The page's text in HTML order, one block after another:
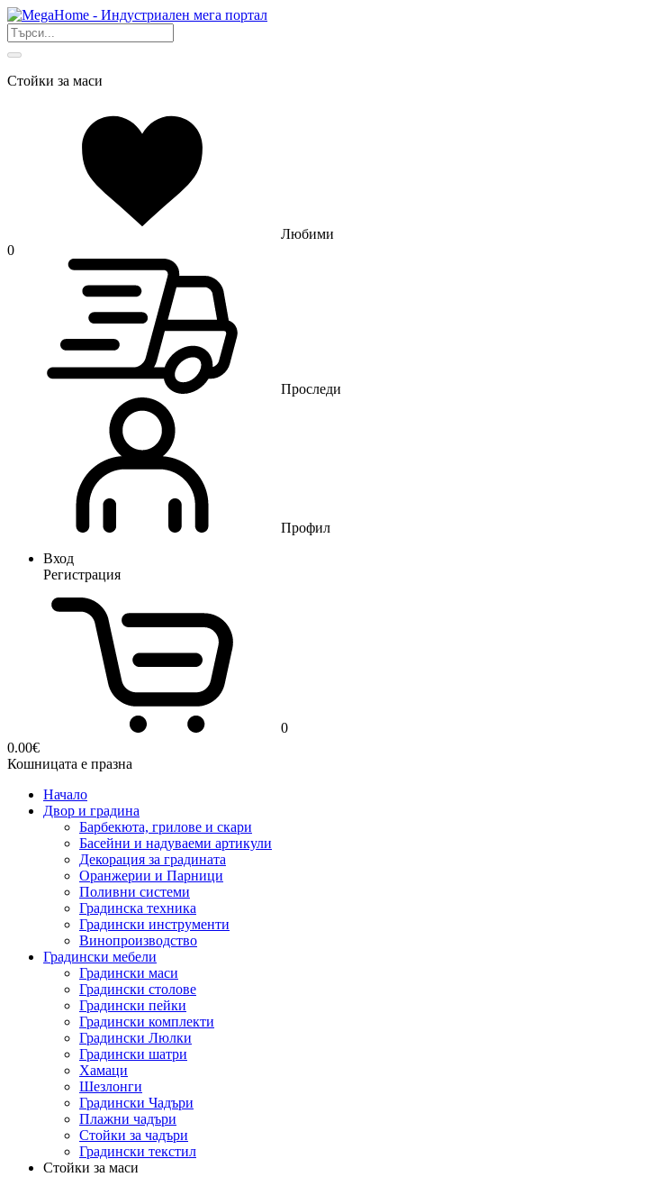
Стойки за маси
Любими
0
Проследи
Профил
Вход
Регистрация
0
0.00€
Кошницата е празна
Начало
Двор и градина
Барбекюта, грилове и скари
Басейни и надуваеми артикули
Декорация за градината
Оранжерии и Парници
Поливни системи
Градинска техника
Градински инструменти
Винопроизводство
Градински мебели
Градински маси
Градински столове
Градински пейки
Градински комплекти
Градински Люлки
Градински шатри
Хамаци
Шезлонги
Градински Чадъри
Плажни чадъри
Стойки за чадъри
Градински текстил
Стойки за маси